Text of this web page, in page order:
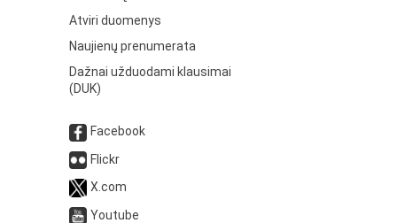
Atviri duomenys
Naujienų prenumerata
Dažnai užduodami klausimai
(DUK)
Facebook
Flickr
X.com
Youtube